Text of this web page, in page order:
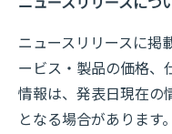
ニュースリリースに掲
ービス・製品の価格、
情報は、発表日現在の
となる場合があります